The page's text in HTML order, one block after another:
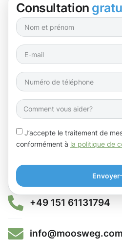
Consultation
J’accepte le traitement de
conformément à la politique de
Envoyer
+49 151 61131794
info@moosweg.com